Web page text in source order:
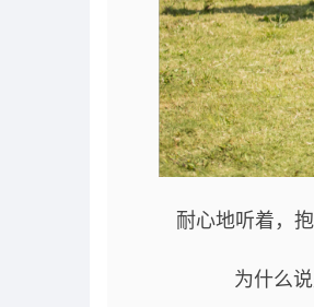
耐心地听着，
为什么